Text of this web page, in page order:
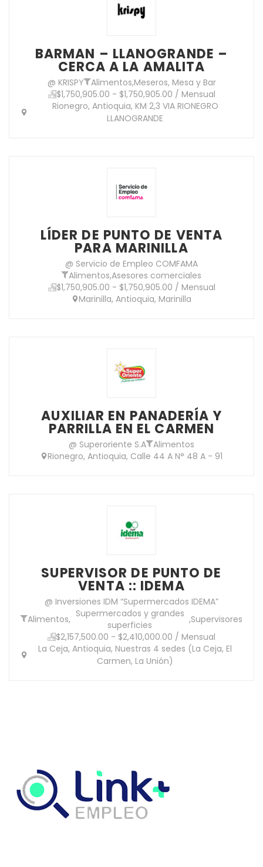
BARMAN – LLANOGRANDE –
CERCA A LA AMALITA
@ KRISPY Alimentos,Meseros, Mesa y Bar
$1,750,905.00 - $1,750,905.00 / Mensual
Rionegro, Antioquia, KM 2,3 VIA RIONEGRO
LLANOGRANDE
LÍDER DE PUNTO DE VENTA
PARA MARINILLA
@ Servicio de Empleo COMFAMA
Alimentos,Asesores comerciales
$1,750,905.00 - $1,750,905.00 / Mensual
Marinilla, Antioquia, Marinilla
AUXILIAR EN PANADERÍA Y
PARRILLA EN EL CARMEN
@ Superoriente S.A Alimentos
Rionegro, Antioquia, Calle 44 A N° 48 A - 91
SUPERVISOR DE PUNTO DE
VENTA :: IDEMA
@ Inversiones IDM “Supermercados IDEMA”
Alimentos, Supermercados y grandes
superficies
,Supervisores
$2,157,500.00 - $2,410,000.00 / Mensual
La Ceja, Antioquia, Nuestras 4 sedes (La Ceja, El
Carmen, La Unión)